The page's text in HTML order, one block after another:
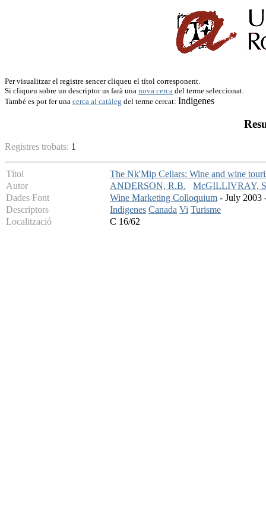
Per visualitzar el registre sencer cliqueu el títol corresponent.
Si cliqueu sobre un descriptor us farà una nova cerca del terme seleccionat.
També es pot fer una cerca al catàleg del terme cercat: Indigenes
Registres trobats: 1
Títol
The Nk'Mip Cellars: Wine and wine
Autor
ANDERSON, R.B.
McGILLIVRAY,
Dades Font
Wine Marketing Colloquium - July 2003
Descriptors
Indigenes Canada Vi Turisme
Localització
C 16/62